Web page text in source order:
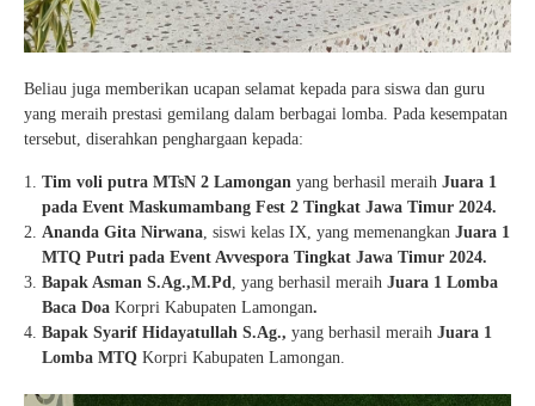
Beliau juga memberikan ucapan selamat kepada para siswa dan guru
yang meraih prestasi gemilang dalam berbagai lomba. Pada kesempatan
tersebut, diserahkan penghargaan kepada:
Tim voli putra MTsN 2 Lamongan yang berhasil meraih Juara 1
pada Event Maskumambang Fest 2 Tingkat Jawa Timur 2024.
Ananda Gita Nirwana , siswi kelas IX, yang memenangkan Juara 1
MTQ Putri pada Event Avvespora Tingkat Jawa Timur 2024.
Bapak Asman S.Ag.,M.Pd
, yang berhasil meraih Juara 1 Lomba
Baca Doa Korpri Kabupaten Lamongan.
Bapak Syarif Hidayatullah S.Ag., yang berhasil meraih Juara 1
Lomba MTQ Korpri Kabupaten Lamongan.